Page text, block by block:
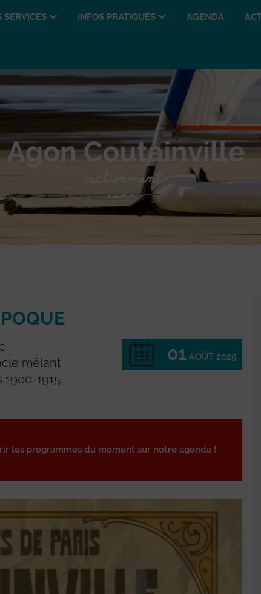
SERVICES INFOS PRATIQUES AGENDA
mêlant
1915.
01 AOÛT 2025
les programmes du moment sur notre agenda !